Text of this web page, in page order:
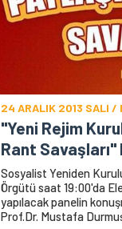
24 ARALIK 2013 SALI /
"Yeni Rejim
Rant Savaşları"
Sosyalist Yeniden
Örgütü saat 19:00'da
yapılacak panelin
Prof.Dr. Mustafa